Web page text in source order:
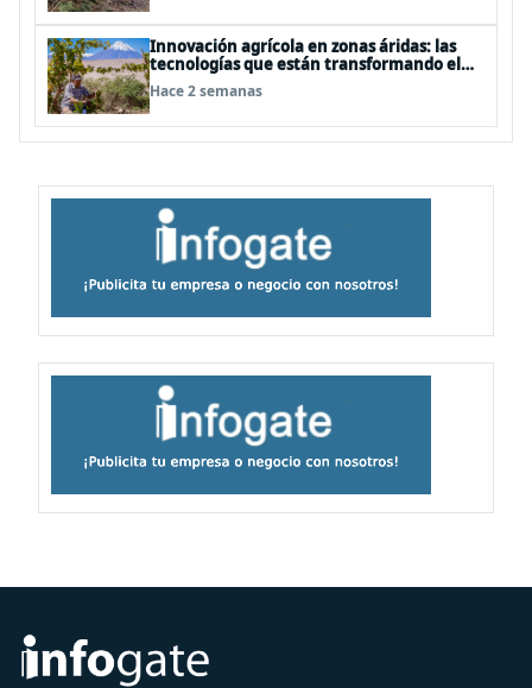
Innovación agrícola en zonas áridas: las
tecnologías que están transformando el
desierto de Atacama
Hace 2 semanas